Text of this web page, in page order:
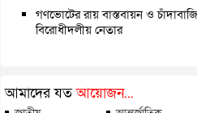
গণভোটের রায় বাস্তবায়ন ও
বিরোধীদলীয় নেতার
আমাদের যতআয়োজন...